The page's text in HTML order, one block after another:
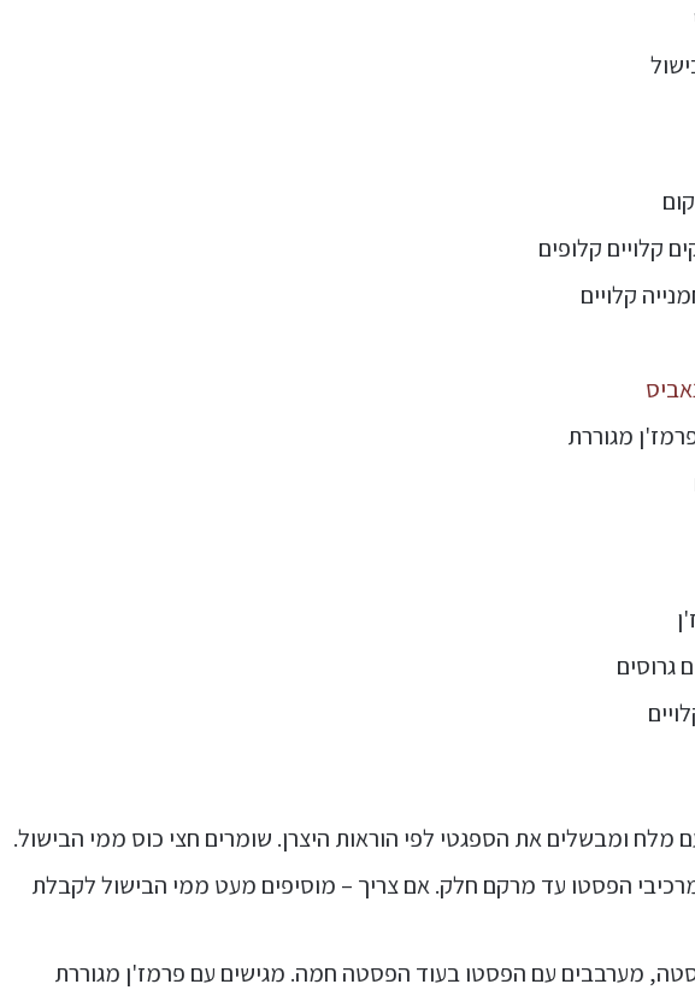
גרוסים
מלח ומבשלים את הספגטי לפי הוראות היצרן. שומרים חצי כוס ממי הבישול.
הפסטו עד מרקם חלק. אם צריך – מוסיפים מעט ממי הבישול לקבלת
מערבבים עם הפסטו בעוד הפסטה חמה. מגישים עם פרמז'ן מגוררת